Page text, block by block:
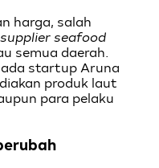
harga, salah
supplier seafood
semua daerah.
startup Aruna
produk laut
para pelaku